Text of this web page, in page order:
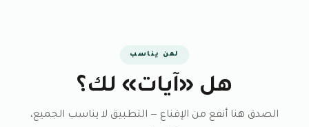
لمن يناسب
هل «آيات» لك؟
الصدق هنا أنفع من الإقناع — التطبيق لا يناسب الجميع،